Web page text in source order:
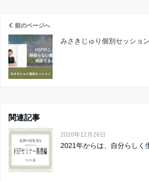
前のページへ
みさきじゅり個別セッション
関連記事
2020年12月26日
2021年からは、自分らしく